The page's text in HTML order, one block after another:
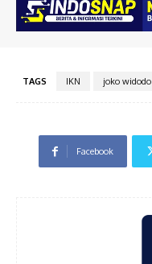
TAGS IKN joko widodo
Facebook